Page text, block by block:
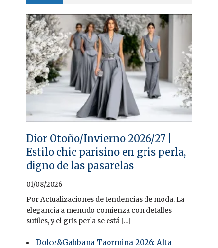
Dior Otoño/Invierno 2026/27 |
Estilo chic parisino en gris perla,
digno de las pasarelas
01/08/2026
Por Actualizaciones de tendencias de moda. La
elegancia a menudo comienza con detalles
sutiles, y el gris perla se está [...]
Dolce&Gabbana Taormina 2026: Alta